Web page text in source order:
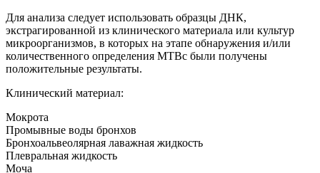
Для анализа следует использовать образцы ДНК,
экстрагированной из клинического материала или культур
микроорганизмов, в которых на этапе обнаружения и/или
количественного определения MTBc были получены
положительные результаты.
Клинический материал:
Мокрота
Промывные воды бронхов
Бронхоальвеолярная лаважная жидкость
Плевральная жидкость
Моча